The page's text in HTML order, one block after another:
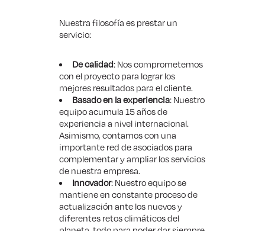
Nuestra filosofía es prestar un
servicio:
De calidad: Nos comprometemos
con el proyecto para lograr los
mejores resultados para el cliente.
Basado en la experiencia: Nuestro
equipo acumula 15 años de
experiencia a nivel internacional.
Asimismo, contamos con una
importante red de asociados para
complementar y ampliar los servicios
de nuestra empresa.
Innovador: Nuestro equipo se
mantiene en constante proceso de
actualización ante los nuevos y
diferentes retos climáticos del